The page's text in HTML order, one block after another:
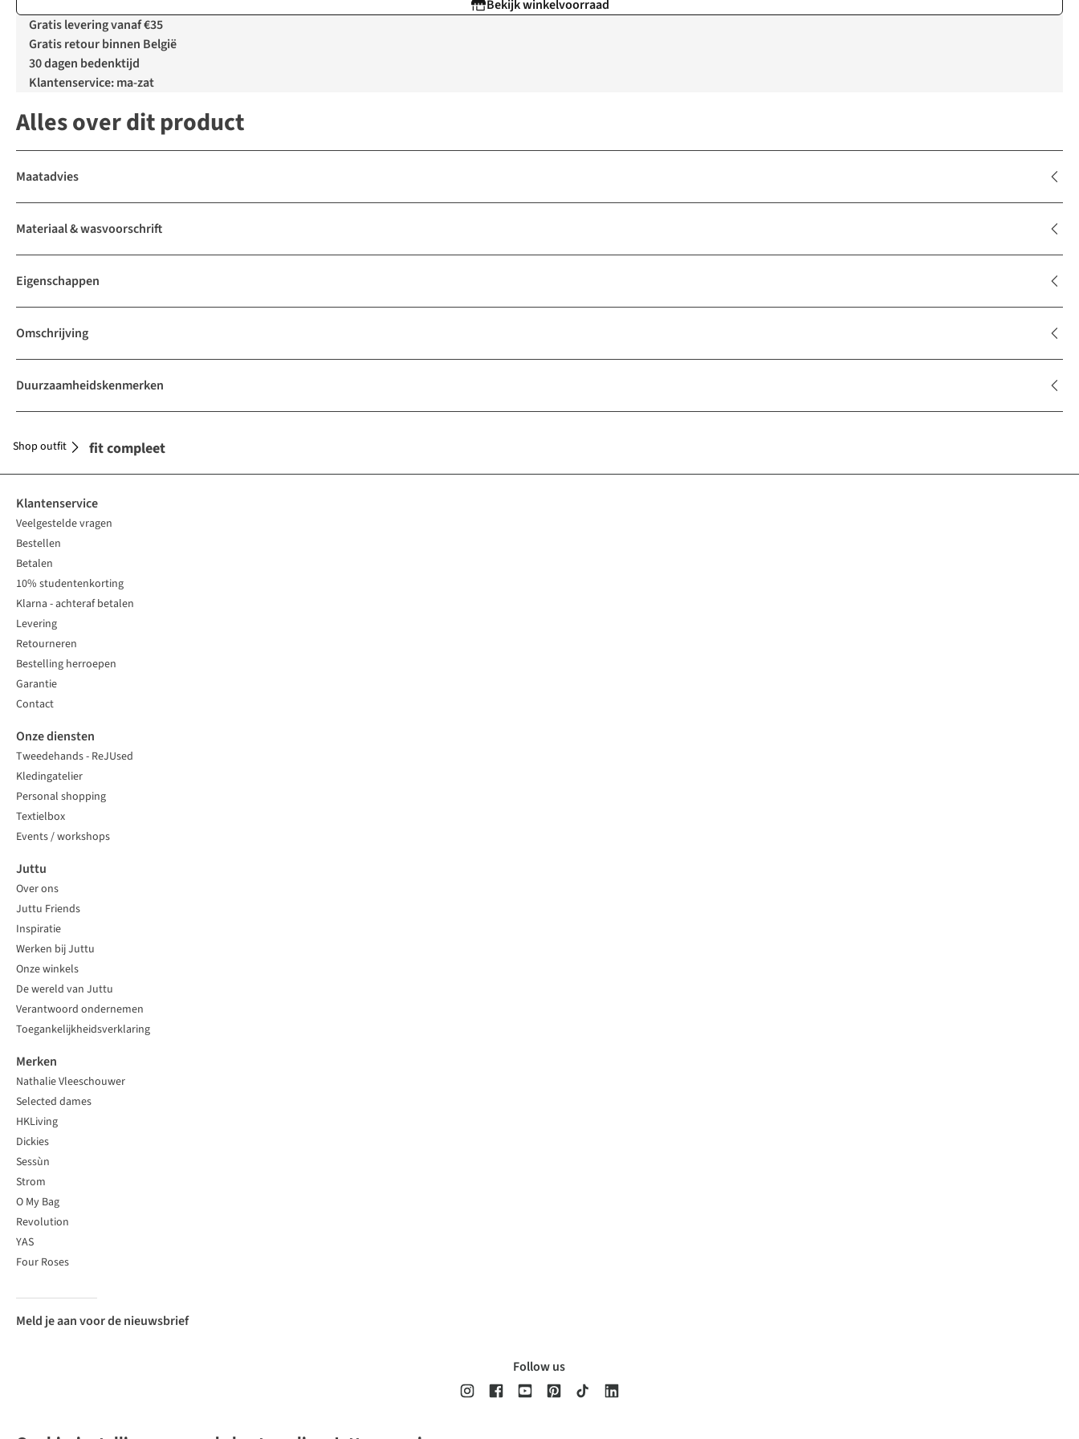
Bekijk winkelvoorraad
Gratis levering vanaf €35
Gratis retour binnen België
30 dagen bedenktijd
Klantenservice: ma-zat
Alles over dit product
Maatadvies
Materiaal & wasvoorschrift
Eigenschappen
Omschrijving
Duurzaamheidskenmerken
Maak je outfit compleet
Shop outfit
Klantenservice
Veelgestelde vragen
Bestellen
Betalen
10% studentenkorting
Klarna - achteraf betalen
Levering
Retourneren
Bestelling herroepen
Garantie
Contact
Onze diensten
Tweedehands - ReJUsed
Kledingatelier
Personal shopping
Textielbox
Events / workshops
Juttu
Over ons
Juttu Friends
Inspiratie
Werken bij Juttu
Onze winkels
De wereld van Juttu
Verantwoord ondernemen
Toegankelijkheidsverklaring
Merken
Nathalie Vleeschouwer
Selected dames
HKLiving
Dickies
Sessùn
Strom
O My Bag
Revolution
YAS
Four Roses
Meld je aan voor de nieuwsbrief
Follow us